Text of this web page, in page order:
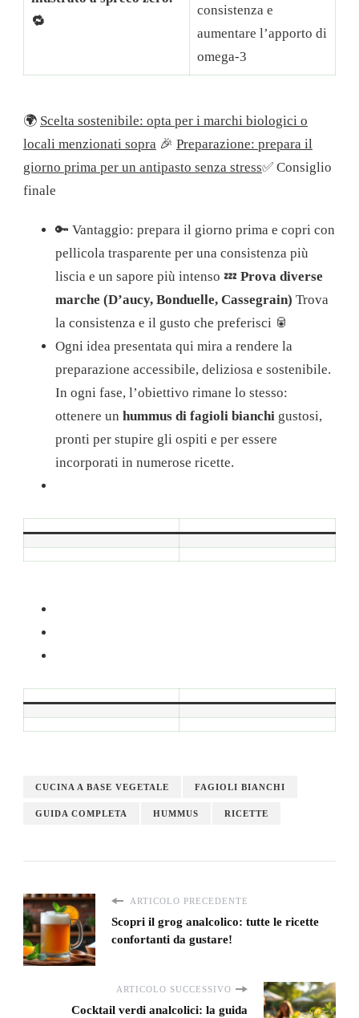
🔁
consistenza e
aumentare l’apporto di
omega-3
🌍 Scelta sostenibile: opta per i marchi biologici o
locali menzionati sopra 🎉 Preparazione: prepara il
giorno prima per un antipasto senza stress✅ Consiglio
finale
🔑 Vantaggio: prepara il giorno prima e copri con
pellicola trasparente per una consistenza più
liscia e un sapore più intenso 💤 Prova diverse
marche (D’aucy, Bonduelle, Cassegrain) Trova
la consistenza e il gusto che preferisci 🥫
Ogni idea presentata qui mira a rendere la
preparazione accessibile, deliziosa e sostenibile.
In ogni fase, l’obiettivo rimane lo stesso:
ottenere un hummus di fagioli bianchi gustosi,
pronti per stupire gli ospiti e per essere
incorporati in numerose ricette.
CUCINA A BASE VEGETALE FAGIOLI BIANCHI
GUIDA COMPLETA HUMMUS RICETTE
ARTICOLO PRECEDENTE
Scopri il grog analcolico: tutte le ricette
confortanti da gustare!
ARTICOLO SUCCESSIVO
Cocktail verdi analcolici: la guida